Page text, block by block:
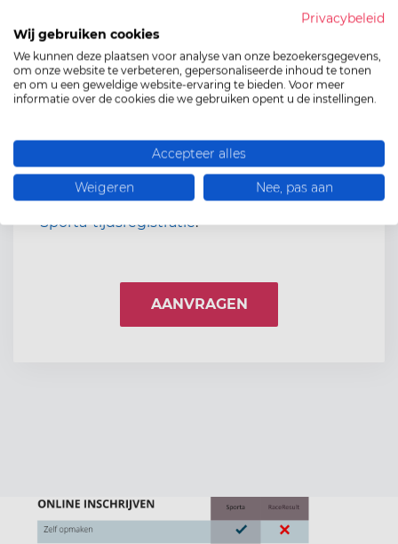
Creditkaart: €0,35 + 3%
Eigen Mollieaccount: 1,25% (+ eigen
molliekosten)
Gepersonaliseerde bevestigingsmail
afhankelijk van de inschrijving.
Automatische koppeling met Sporta-
tijdsregistratie.
GRATIS te gebruiken bij intekenen op een
Sporta-tijdsregistratie.
AANVRAGEN
Privacybeleid
Wij gebruiken cookies
We kunnen deze plaatsen voor analyse van onze bezoekersgegevens,
om onze website te verbeteren, gepersonaliseerde inhoud te tonen
en om u een geweldige website-ervaring te bieden. Voor meer
informatie over de cookies die we gebruiken opent u de instellingen.
Accepteer alles
Weigeren Nee, pas aan